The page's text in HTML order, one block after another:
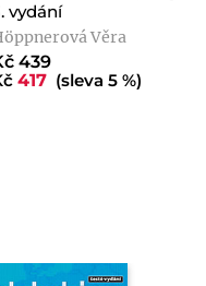
vydání
Věra
439
417 (sleva 5 %)